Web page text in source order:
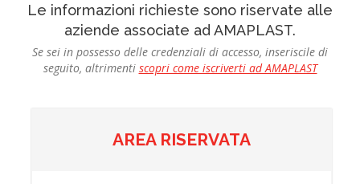
Le informazioni richieste sono riservate alle
aziende associate ad AMAPLAST.
Se sei in possesso delle credenziali di accesso, inseriscile di
seguito, altrimenti scopri come iscriverti ad AMAPLAST
AREA RISERVATA